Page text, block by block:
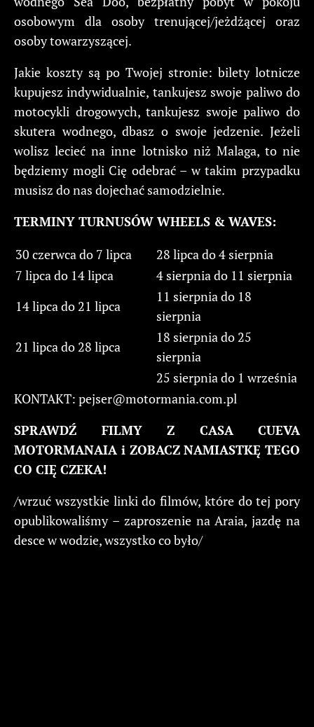
osobowym dla osoby trenującej/jeżdżącej oraz
osoby towarzyszącej.
Jakie koszty są po Twojej stronie: bilety lotnicze
kupujesz indywidualnie, tankujesz swoje paliwo do
motocykli drogowych, tankujesz swoje paliwo do
skutera wodnego, dbasz o swoje jedzenie. Jeżeli
wolisz lecieć na inne lotnisko niż Malaga, to nie
będziemy mogli Cię odebrać – w takim przypadku
musisz do nas dojechać samodzielnie.
TERMINY TURNUSÓW WHEELS & WAVES:
30 czerwca do 7 lipca
28 lipca do 4 sierpnia
7 lipca do 14 lipca
4 sierpnia do 11 sierpnia
14 lipca do 21 lipca
11 sierpnia do 18
sierpnia
21 lipca do 28 lipca
18 sierpnia do 25
sierpnia
25 sierpnia do 1 września
KONTAKT: pejser@motormania.com.pl
SPRAWDŹ FILMY Z CASA CUEVA
MOTORMANAIA i ZOBACZ NAMIASTKĘ TEGO
CO CIĘ CZEKA!
/wrzuć wszystkie linki do filmów, które do tej pory
opublikowaliśmy – zaproszenie na Araia, jazdę na
desce w wodzie, wszystko co było/